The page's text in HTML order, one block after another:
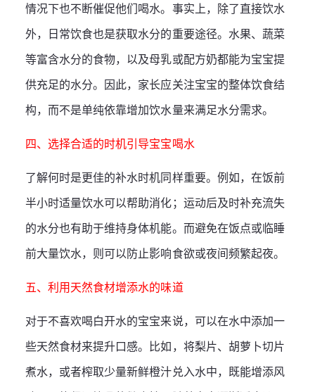
情况下也不断催促他们喝水。事实上，除了直接饮水
外，日常饮食也是获取水分的重要途径。水果、蔬菜
等富含水分的食物，以及母乳或配方奶都能为宝宝提
供充足的水分。因此，家长应关注宝宝的整体饮食结
构，而不是单纯依靠增加饮水量来满足水分需求。
四、选择合适的时机引导宝宝喝水
了解何时是更佳的补水时机同样重要。例如，在饭前
半小时适量饮水可以帮助消化；运动后及时补充流失
的水分也有助于维持身体机能。而避免在饭点或临睡
前大量饮水，则可以防止影响食欲或夜间频繁起夜。
五、利用天然食材增添水的味道
对于不喜欢喝白开水的宝宝来说，可以在水中添加一
些天然食材来提升口感。比如，将梨片、胡萝卜切片
煮水，或者榨取少量新鲜橙汁兑入水中，既能增添风